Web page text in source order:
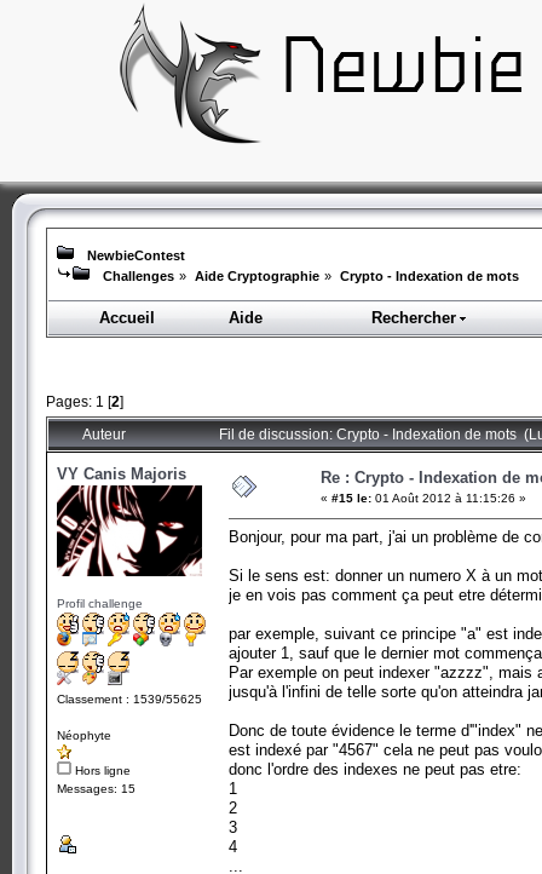
NewbieContest
Challenges » Aide Cryptographie » Crypto - Indexation de mots
Accueil Aide Rechercher
Pages: 1 [2]
Auteur Fil de discussion: Crypto - Indexation de mots
VY Canis Majoris
Profil challenge
Classement : 1539/55625
Néophyte
Hors ligne
Messages: 15
Re : Crypto - Indexation de
« #15 le: 01 Août 2012 à 11:15:26 »
Bonjour, pour ma part, j'ai un problème de
Si le sens est: donner un numero X à un
je en vois pas comment ça peut etre
par exemple, suivant ce principe "a" est
ajouter 1, sauf que le dernier mot
Par exemple on peut indexer "azzzz",
jusqu'à l'infini de telle sorte qu'on atteindra
Donc de toute évidence le terme d'"index"
est indexé par "4567" cela ne peut pas
donc l'ordre des indexes ne peut pas etre:
1
2
3
4